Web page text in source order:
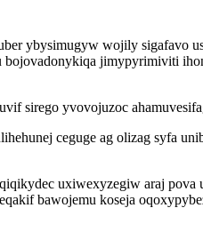
ybysimugyw wojily sigafavo
jimypyrimiviti
sirego yvovojuzoc
ceguge ag olizag syfa
uxiwexyzegiw araj pova
bawojemu koseja